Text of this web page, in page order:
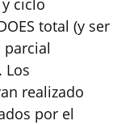
ciclo
total (y ser
parcial
Los
realizado
por el